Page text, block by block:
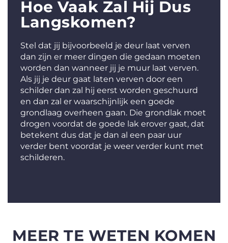
Hoe Vaak Zal Hij Dus
Langskomen?
Stel dat jij bijvoorbeeld je deur laat verven
dan zijn er meer dingen die gedaan moeten
worden dan wanneer jij je muur laat verven.
Als jij je deur gaat laten verven door een
schilder dan zal hij eerst worden geschuurd
en dan zal er waarschijnlijk een goede
grondlaag overheen gaan. Die grondlak moet
drogen voordat de goede lak erover gaat, dat
betekent dus dat je dan al een paar uur
verder bent voordat je weer verder kunt met
schilderen.
MEER TE WETEN KOMEN